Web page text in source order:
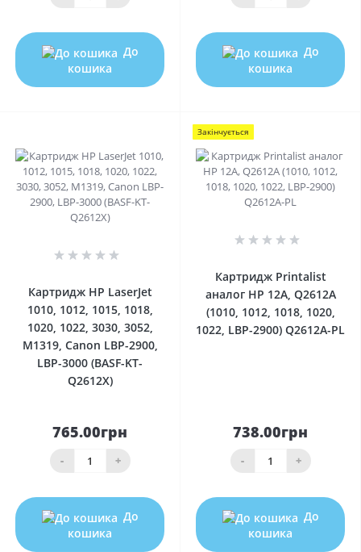
До
кошика
До
кошика
Картридж HP LaserJet
1010, 1012, 1015, 1018,
1020, 1022, 3030, 3052,
M1319, Canon LBP-2900,
LBP-3000 (BASF-KT-
Q2612X)
765.00грн
- +
До
кошика
Закінчується
Картридж Printalist
аналог HP 12A, Q2612A
(1010, 1012, 1018, 1020,
1022, LBP-2900) Q2612A-PL
738.00грн
- +
До
кошика